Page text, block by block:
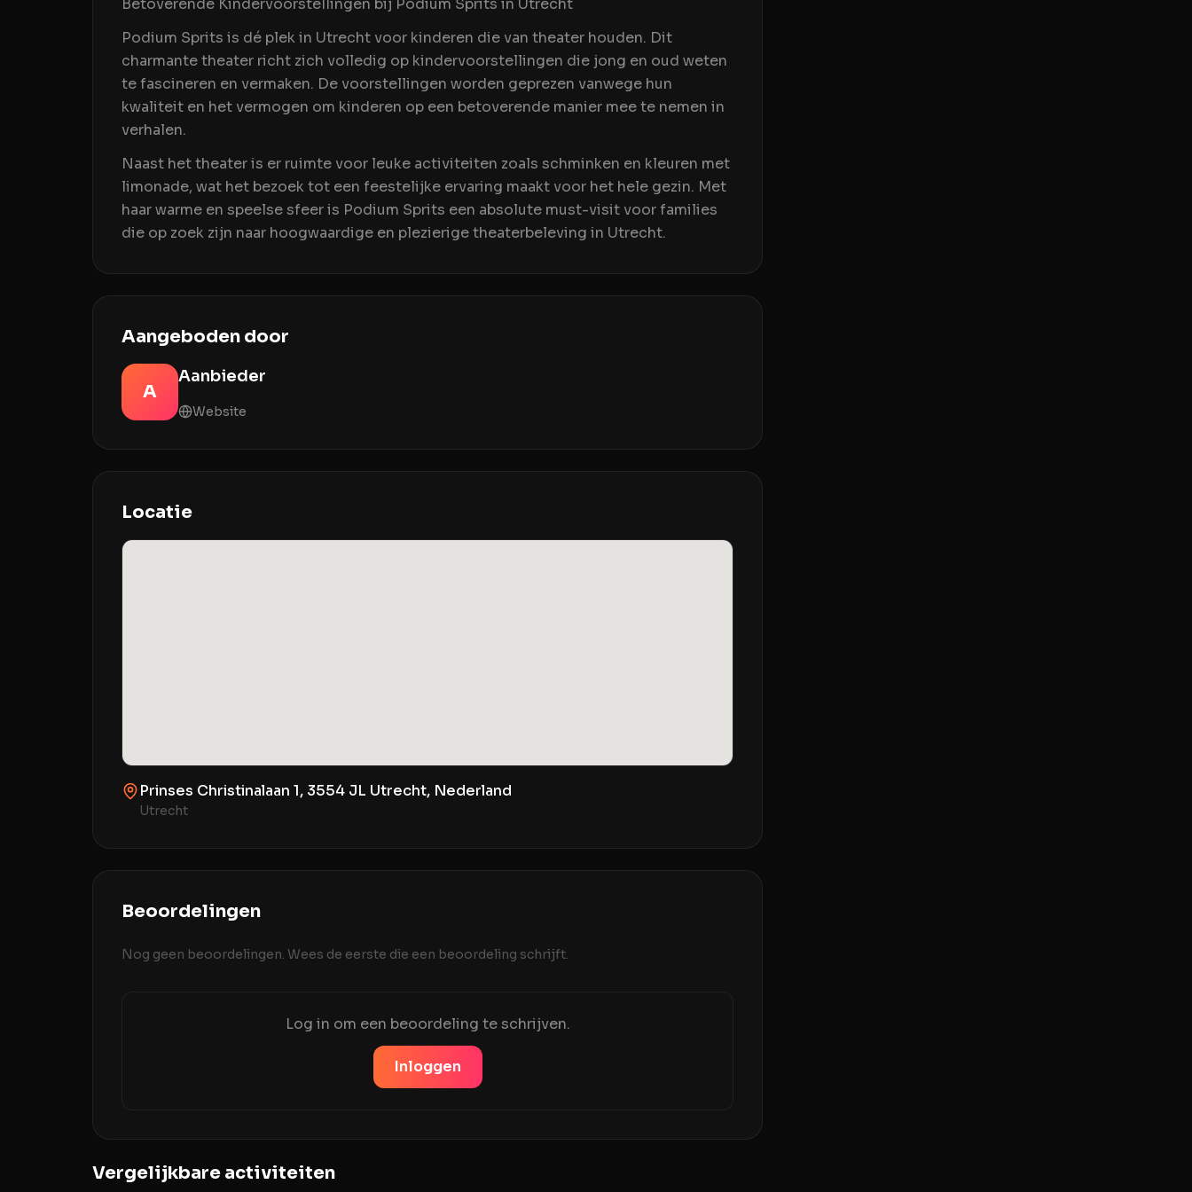
Betoverende Kindervoorstellingen bij Podium Sprits in Utrecht
Podium Sprits is dé plek in Utrecht voor kinderen die van theater houden. Dit
charmante theater richt zich volledig op kindervoorstellingen die jong en oud weten
te fascineren en vermaken. De voorstellingen worden geprezen vanwege hun
kwaliteit en het vermogen om kinderen op een betoverende manier mee te nemen in
verhalen.
Naast het theater is er ruimte voor leuke activiteiten zoals schminken en kleuren met
limonade, wat het bezoek tot een feestelijke ervaring maakt voor het hele gezin. Met
haar warme en speelse sfeer is Podium Sprits een absolute must-visit voor families
die op zoek zijn naar hoogwaardige en plezierige theaterbeleving in Utrecht.
Aangeboden door
A
Aanbieder
Website
Locatie
Prinses Christinalaan 1, 3554 JL Utrecht, Nederland
Utrecht
Beoordelingen
Nog geen beoordelingen. Wees de eerste die een beoordeling schrijft.
Log in om een beoordeling te schrijven.
Inloggen
Vergelijkbare activiteiten